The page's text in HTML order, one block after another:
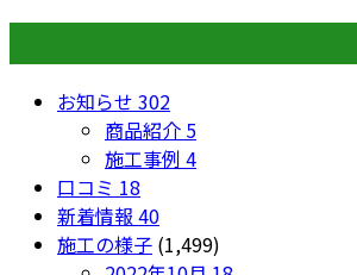
お知らせ 302
商品紹介 5
施工事例 4
口コミ 18
新着情報 40
施工の様子 (1,499)